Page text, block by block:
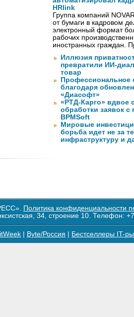
HRlink
Группа компаний
от бумаги в кадровом
электронный формат
рабочих
иностранных граждан.
Иллюзия
превратили ИИ-
товар
Профессиональное
благодаря
«Диасофт»
«РТД-Карго» вдвое
обработки заявок
BPMSoft
Мировые
борьба идет не за
инфраструктуру и
Политика конфиденциальности
34, строение 10. Телефон:
itWeek Byte/Россия Бестселлеры IT-